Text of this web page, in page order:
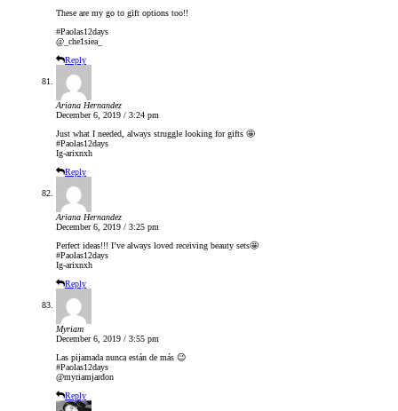
These are my go to gift options too!!
#Paolas12days
@_che1siea_
Reply
Ariana Hernandez
December 6, 2019 / 3:24 pm
Just what I needed, always struggle looking for gifts 🤩
#Paolas12days
Ig-arixnxh
Reply
Ariana Hernandez
December 6, 2019 / 3:25 pm
Perfect ideas!!! I’ve always loved receiving beauty sets🤩
#Paolas12days
Ig-arixnxh
Reply
Myriam
December 6, 2019 / 3:55 pm
Las pijamada nunca están de más 😉
#Paolas12days
@myriamjardon
Reply